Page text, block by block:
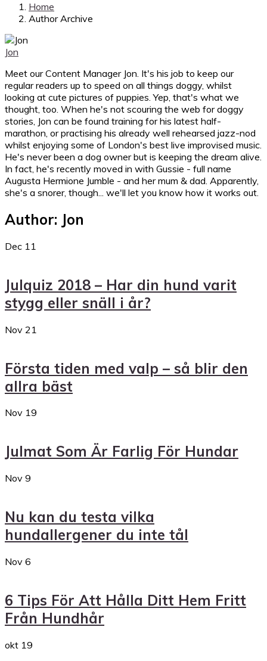
Home
Author Archive
Jon
Meet our Content Manager Jon. It's his job to keep our
regular readers up to speed on all things doggy, whilst
looking at cute pictures of puppies. Yep, that's what we
thought, too. When he's not scouring the web for doggy
stories, Jon can be found training for his latest half-
marathon, or practising his already well rehearsed jazz-nod
whilst enjoying some of London's best live improvised music.
He's never been a dog owner but is keeping the dream alive.
In fact, he's recently moved in with Gussie - full name
Augusta Hermione Jumble - and her mum & dad. Apparently,
she's a snorer, though... we'll let you know how it works out.
Author: Jon
Dec 11
Julquiz 2018 – Har din hund varit
stygg eller snäll i år?
Nov 21
Första tiden med valp – så blir den
allra bäst
Nov 19
Julmat Som Är Farlig För Hundar
Nov 9
Nu kan du testa vilka
hundallergener du inte tål
Nov 6
6 Tips För Att Hålla Ditt Hem Fritt
Från Hundhår
okt 19